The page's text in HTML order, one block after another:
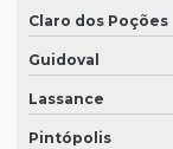
Claro dos Poções
Guidoval
Lassance
Pintópolis